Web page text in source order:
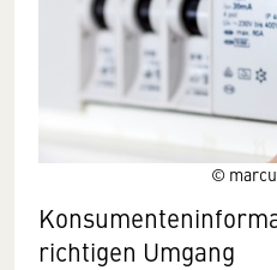
©
richtigen Umgang